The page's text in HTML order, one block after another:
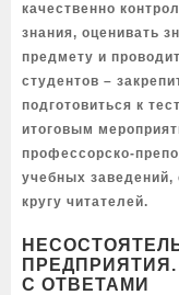
качественно
знания, оценивать
предмету и
студентов –
подготовиться к
итоговым
профессорско-
учебных
кругу читателей.
С ОТВЕТАМИ